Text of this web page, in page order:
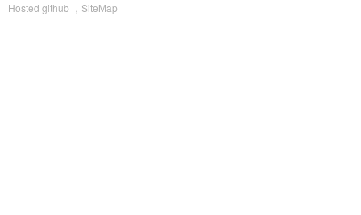
Hosted github SiteMap